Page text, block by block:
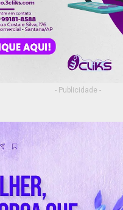
- Publicidade -